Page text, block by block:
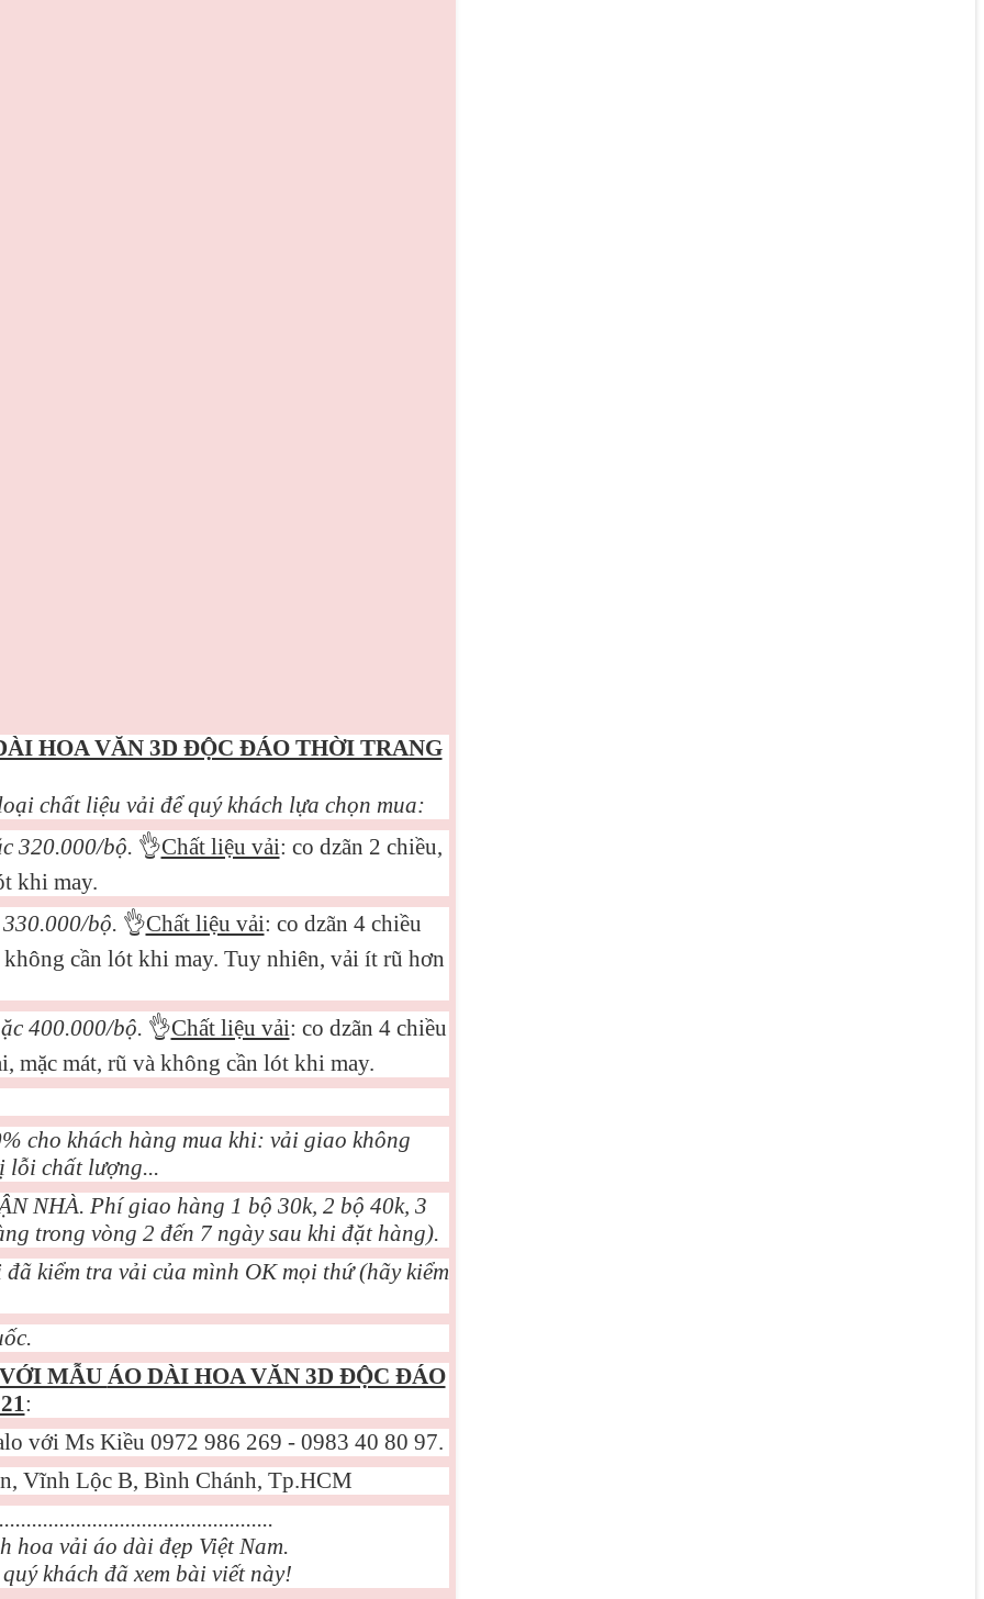
HOA VĂN 3D ĐỘC ĐÁO THỜI TRANG
chất liệu vải để quý khách lựa chọn mua:
320.000/bộ. 👌Chất liệu vải: co dzãn 2 chiều,
khi may.
bộ. 👌Chất liệu vải: co dzãn 4 chiều
không cần lót khi may. Tuy nhiên, vải ít rũ hơn
400.000/bộ. 👌Chất liệu vải: co dzãn 4 chiều
mặc mát, rũ và không cần lót khi may.
cho khách hàng mua khi: vải giao không
lỗi chất lượng...
NHÀ. Phí giao hàng 1 bộ 30k, 2 bộ 40k, 3
trong vòng 2 đến 7 ngày sau khi đặt hàng).
kiểm tra vải của mình OK mọi thứ (hãy kiểm
MẪU ÁO DÀI HOA VĂN 3D ĐỘC ĐÁO
:
với Ms Kiều 0972 986 269 - 0983 40 80 97.
Vĩnh Lộc B, Bình Chánh, Tp.HCM
hoa vải áo dài đẹp Việt Nam.
khách đã xem bài viết này!